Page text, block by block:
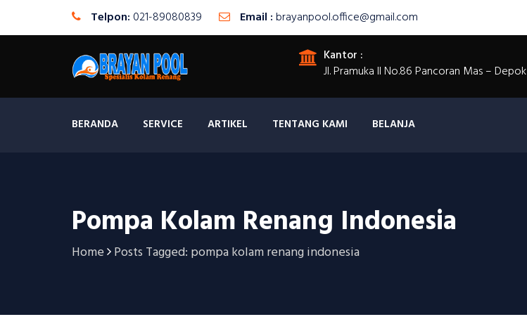
Telpon: 021-89080839 Email :brayanpool.office@gmail.com
Kantor :
Jl. Pramuka II No.86 Pancoran Mas – Depok
BERANDA SERVICE ARTIKEL TENTANG KAMI BELANJA
Pompa Kolam Renang Indonesia
Home Posts Tagged: pompa kolam renang indonesia